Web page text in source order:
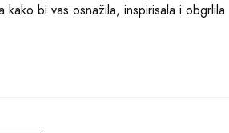
bi vas osnažila, inspirisala i obgrlila